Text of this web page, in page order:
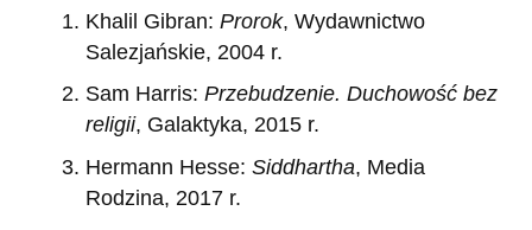
Khalil Gibran: Prorok, Wydawnictwo
Salezjańskie, 2004 r.
Sam Harris: Przebudzenie. Duchowość bez
religii, Galaktyka, 2015 r.
Hermann Hesse: Siddhartha, Media
Rodzina, 2017 r.